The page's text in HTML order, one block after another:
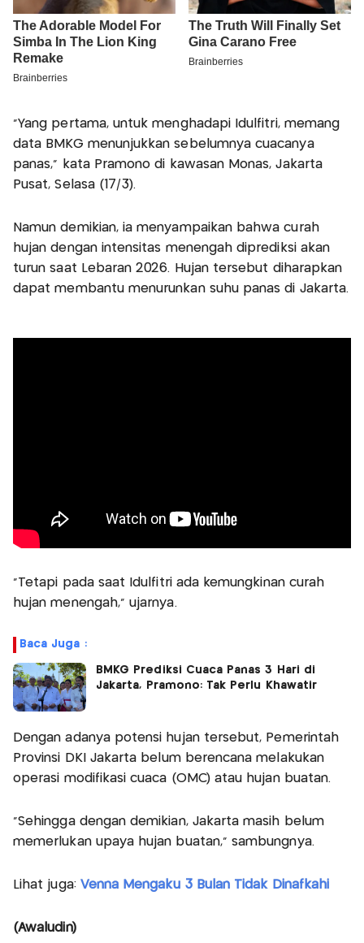
“Yang pertama, untuk menghadapi Idulfitri, memang
data BMKG menunjukkan sebelumnya cuacanya
panas,” kata Pramono di kawasan Monas, Jakarta
Pusat, Selasa (17/3).
Namun demikian, ia menyampaikan bahwa curah
hujan dengan intensitas menengah diprediksi akan
turun saat Lebaran 2026. Hujan tersebut diharapkan
dapat membantu menurunkan suhu panas di Jakarta.
“Tetapi pada saat Idulfitri ada kemungkinan curah
hujan menengah,” ujarnya.
Baca Juga :
BMKG Prediksi Cuaca Panas 3 Hari di
Jakarta, Pramono: Tak Perlu Khawatir
Dengan adanya potensi hujan tersebut, Pemerintah
Provinsi DKI Jakarta belum berencana melakukan
operasi modifikasi cuaca (OMC) atau hujan buatan.
“Sehingga dengan demikian, Jakarta masih belum
memerlukan upaya hujan buatan,” sambungnya.
Lihat juga: Venna Mengaku 3 Bulan Tidak Dinafkahi
(Awaludin)